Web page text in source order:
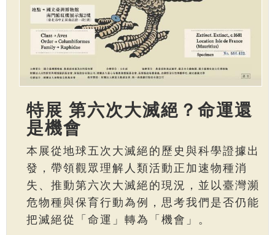
特展 第六次大滅絕？命運還
是機會
本展從地球五次大滅絕的歷史與科學證據出
發，帶領觀眾理解人類活動正加速物種消
失、推動第六次大滅絕的現況，並以臺灣瀕
危物種與保育行動為例，思考我們是否仍能
把滅絕從「命運」轉為「機會」。